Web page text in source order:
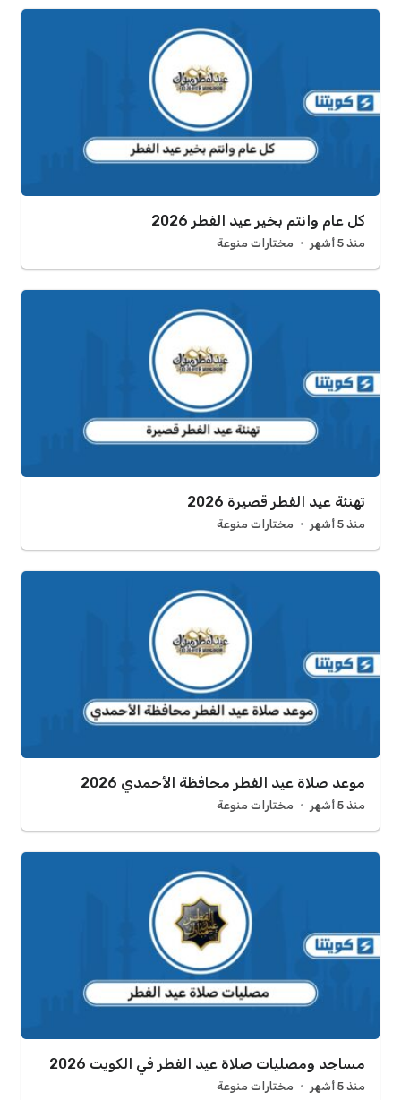
كل عام وانتم بخير عيد الفطر 2026
منذ 5 أشهر مختارات منوعة
تهنئة عيد الفطر قصيرة 2026
منذ 5 أشهر مختارات منوعة
موعد صلاة عيد الفطر محافظة الأحمدي 2026
منذ 5 أشهر مختارات منوعة
مساجد ومصليات صلاة عيد الفطر في الكويت 2026
منذ 5 أشهر مختارات منوعة